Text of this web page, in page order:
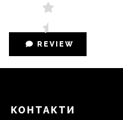
REVIEW
КОНТАКТИ